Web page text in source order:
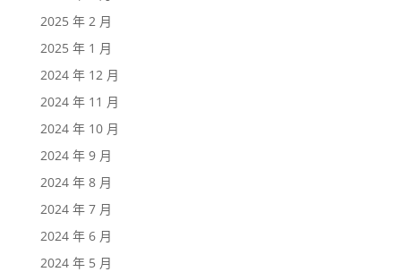
2025 年 2 月
2025 年 1 月
2024 年 12 月
2024 年 11 月
2024 年 10 月
2024 年 9 月
2024 年 8 月
2024 年 7 月
2024 年 6 月
2024 年 5 月